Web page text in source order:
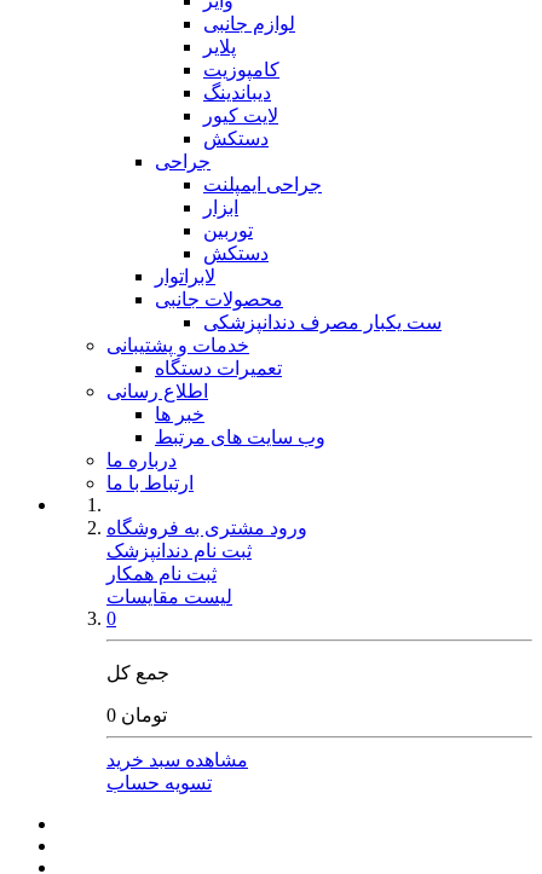
لوازم جانبی
پلایر
کامپوزیت
دیباندینگ
لایت کیور
دستکش
جراحی
جراحی ایمپلنت
ابزار
توربین
دستکش
لابراتوار
محصولات جانبی
ست یکبار مصرف دندانپزشکی
خدمات و پشتیبانی
تعمیرات دستگاه
اطلاع رسانی
خبر ها
وب سایت های مرتبط
درباره ما
ارتباط با ما
ورود مشتری به فروشگاه
ثبت نام دندانپزشک
ثبت نام همکار
لیست مقایسات
0
جمع کل
0 تومان
مشاهده سبد خرید
تسویه حساب